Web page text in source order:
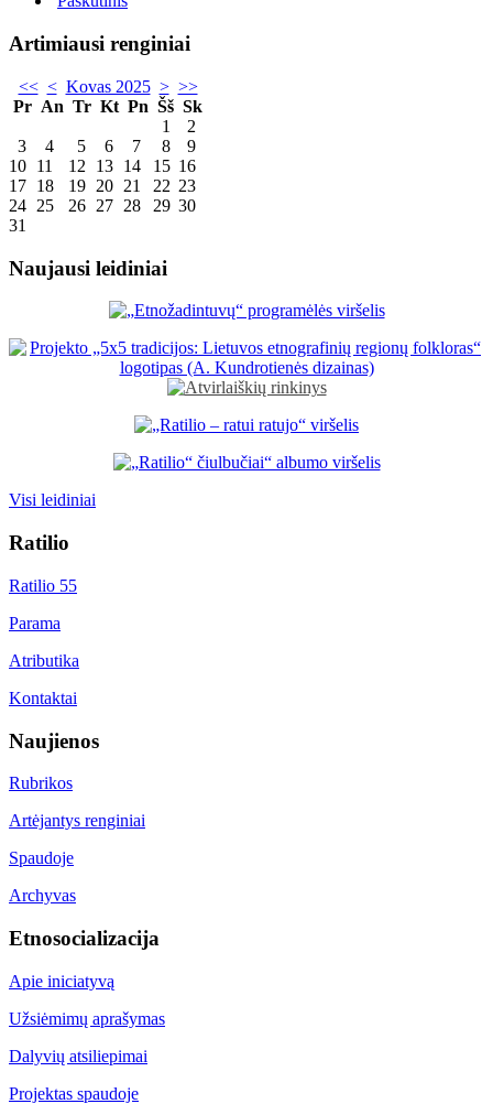
Artimiausi renginiai
<< < Kovas 2025 > >>
Pr An Tr Kt Pn Šš Sk
1
2
3
4 5 6 7 8
9
10 11 12 13 14 15 16
17 18 19 20 21 22 23
24 25 26 27 28 29 30
31
Naujausi leidiniai
Visi leidiniai
Ratilio
Ratilio 55
Parama
Atributika
Kontaktai
Naujienos
Rubrikos
Artėjantys renginiai
Spaudoje
Archyvas
Etnosocializacija
Apie iniciatyvą
Užsiėmimų aprašymas
Dalyvių atsiliepimai
Projektas spaudoje